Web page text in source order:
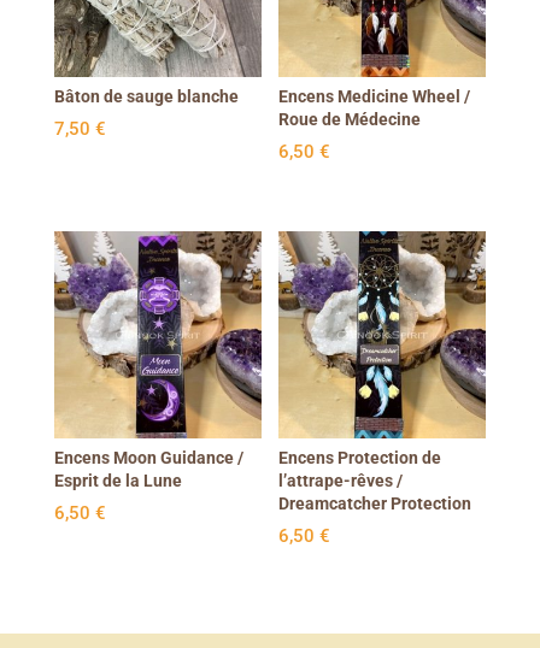
Bâton de sauge blanche
7,50 €
Encens Medicine Wheel /
Roue de Médecine
6,50€
Encens Moon Guidance /
Esprit de la Lune
6,50 €
Encens Protection de
l’attrape-rêves /
Dreamcatcher Protection
6,50€